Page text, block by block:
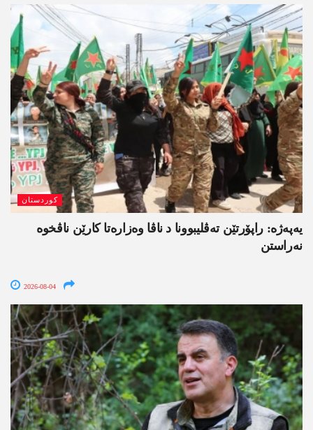
کوردستان
یەپەژە: راپۆرتێن تەڤلیبوونا د ناڤا وەزارەتا کارێن ناڤخوە
نەراستن
2026-08-04